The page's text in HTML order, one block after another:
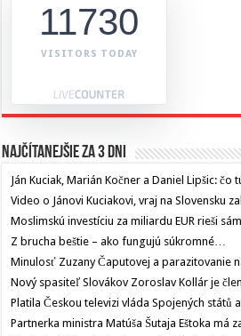
11730
VISITORS TODAY
Najčítanejšie za 3 dni
Ján Kuciak, Marián Kočner a Daniel Lipšic: čo
Video o Jánovi Kuciakovi, vraj na Slovensku
Moslimskú investíciu za miliardu EUR rieši
Z brucha beštie – ako fungujú súkromné…
Minulosť Zuzany Čaputovej a parazitovanie
Nový spasiteľ Slovákov Zoroslav Kollár je
Platila Českou televizi vláda Spojených států
Partnerka ministra Matúša Šutaja Eštoka má